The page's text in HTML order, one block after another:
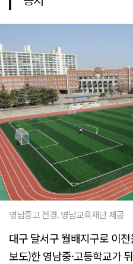
영남중고 전경. 영남교육재단 제공
대구 달서구 월배지구로 이
보도)한 영남중·고등학교가